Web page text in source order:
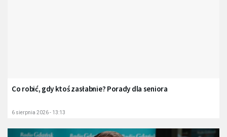
Co robić, gdy ktoś zasłabnie? Porady dla seniora
6 sierpnia 2026 - 13:13